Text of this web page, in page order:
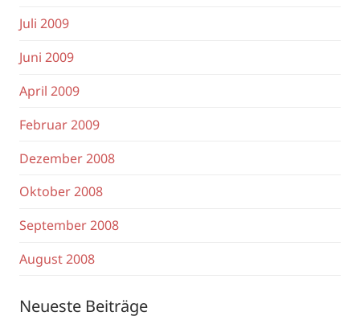
Juli 2009
Juni 2009
April 2009
Februar 2009
Dezember 2008
Oktober 2008
September 2008
August 2008
Neueste Beiträge